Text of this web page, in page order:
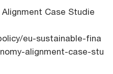
Alignment Case Studie
eu-sustainable-fina
alignment-case-stu